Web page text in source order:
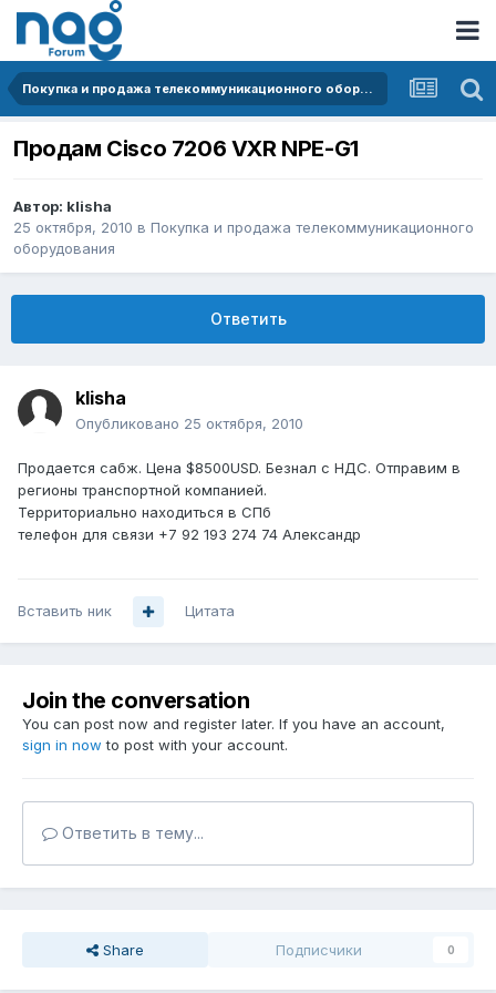
Покупка и продажа телекоммуникационного оборудования
Продам Cisco 7206 VXR NPE-G1
Автор: klisha
25 октября, 2010 в Покупка и продажа телекоммуникационного
оборудования
Ответить
klisha
Опубликовано 25 октября, 2010
Продается сабж. Цена $8500USD. Безнал с НДС. Отправим в
регионы транспортной компанией.
Территориально находиться в СПб
телефон для связи +7 92 193 274 74 Александр
Вставить ник Цитата
Join the conversation
You can post now and register later. If you have an account,
sign in now to post with your account.
Ответить в тему...
Share Подписчики 0